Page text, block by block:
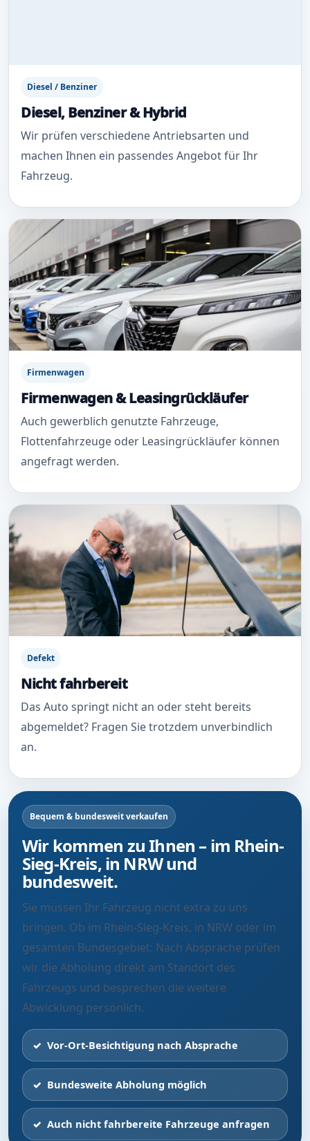
Diesel / Benziner
Diesel, Benziner & Hybrid
Wir prüfen verschiedene Antriebsarten und
machen Ihnen ein passendes Angebot für Ihr
Fahrzeug.
Firmenwagen
Firmenwagen & Leasingrückläufer
Auch gewerblich genutzte Fahrzeuge,
Flottenfahrzeuge oder Leasingrückläufer können
angefragt werden.
Defekt
Nicht fahrbereit
Das Auto springt nicht an oder steht bereits
abgemeldet? Fragen Sie trotzdem unverbindlich
an.
Bequem & bundesweit verkaufen
Wir kommen zu Ihnen – im Rhein-
Sieg-Kreis, in NRW und
bundesweit.
Sie müssen Ihr Fahrzeug nicht extra zu uns
bringen. Ob im Rhein-Sieg-Kreis, in NRW oder im
gesamten Bundesgebiet: Nach Absprache prüfen
wir die Abholung direkt am Standort des
Fahrzeugs und besprechen die weitere
Abwicklung persönlich.
Vor-Ort-Besichtigung nach Absprache
Bundesweite Abholung möglich
Auch nicht fahrbereite Fahrzeuge anfragen